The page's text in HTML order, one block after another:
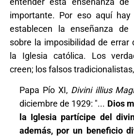
importante. Por eso aquí
establecen la enseñanza
sobre la imposibilidad de errar
la Iglesia católica. Los
creen; los falsos
Papa Pío XI, Divini illius
diciembre de 1929: "... Dios
la Iglesia partícipe del
además, por un beneficio